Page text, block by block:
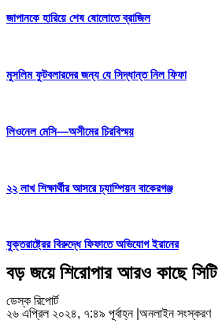
জাপানকে হারিয়ে শেষ ষোলোতে ব্রাজিল
মুসলিম ফুটবলারদের জন্য যে সিদ্ধান্ত নিল ফিফা
লিওনেল মেসি—অসীমের চিরবিস্ময়
২২ লাখ শিক্ষার্থীর আসরে চ্যাম্পিয়ন বাকেরগঞ্জ
যুক্তরাষ্ট্রের বিরুদ্ধে ফিফাতে অভিযোগ ইরানের
বড় জয়ে শিরোপার আরও কাছে সিটি
ডেস্ক রিপোর্ট
২৬ এপ্রিল ২০২৪, ৭:৪৯ পূর্বাহ্ন অনলাইন সংস্করণ